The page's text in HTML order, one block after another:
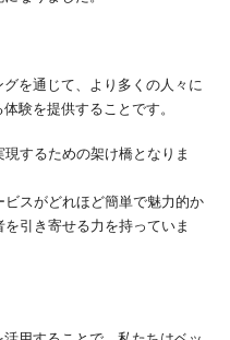
を通じて、より多くの人々に
験を提供することです。
するための架け橋となりま
スがどれほど簡単で魅力的か
引き寄せる力を持っていま